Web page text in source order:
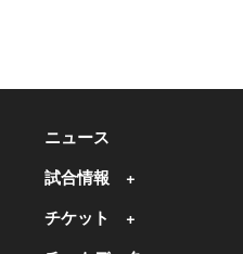
ニュース
試合情報
チケット